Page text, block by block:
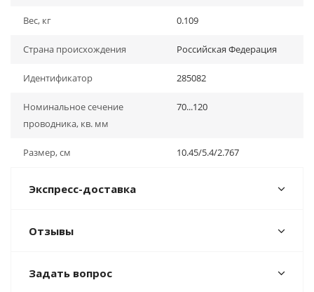
Вес, кг 0.109
Страна происхождения Российская Федерация
Идентификатор 285082
Номинальное сечение
проводника, кв. мм
70...120
Размер, см 10.45/5.4/2.767
Экспресс-доставка
Отзывы
Задать вопрос